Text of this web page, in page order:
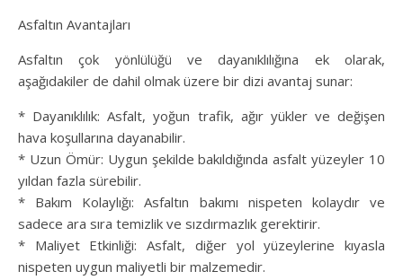
Asfaltın Avantajları
Asfaltın çok yönlülüğü ve dayanıklılığına ek olarak,
aşağıdakiler de dahil olmak üzere bir dizi avantaj sunar:
* Dayanıklılık: Asfalt, yoğun trafik, ağır yükler ve değişen
hava koşullarına dayanabilir.
* Uzun Ömür: Uygun şekilde bakıldığında asfalt yüzeyler 10
yıldan fazla sürebilir.
* Bakım Kolaylığı: Asfaltın bakımı nispeten kolaydır ve
sadece ara sıra temizlik ve sızdırmazlık gerektirir.
* Maliyet Etkinliği: Asfalt, diğer yol yüzeylerine kıyasla
nispeten uygun maliyetli bir malzemedir.